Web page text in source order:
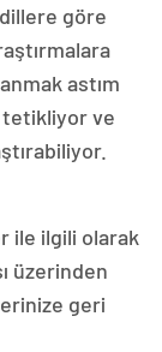
göre
astım
tetikliyor ve
ile ilgili olarak
üzerinden
geri